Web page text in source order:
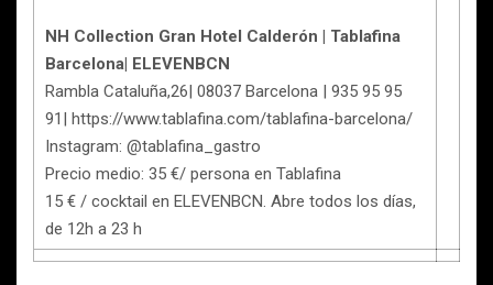
NH Collection Gran Hotel Calderón | Tablafina
Barcelona| ELEVENBCN
Rambla Cataluña,26| 08037 Barcelona | 935 95 95
91| https://www.tablafina.com/tablafina-barcelona/
Instagram: @tablafina_gastro
Precio medio: 35 €/ persona en Tablafina
15 € / cocktail en ELEVENBCN. Abre todos los días,
de 12h a 23 h